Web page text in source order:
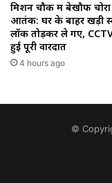
मिशन चौक में बेखौफ
आतंक: घर के बाहर खड़ी
लॉक तोड़कर ले गए,
हुई पूरी वारदात
4 hours ago
©